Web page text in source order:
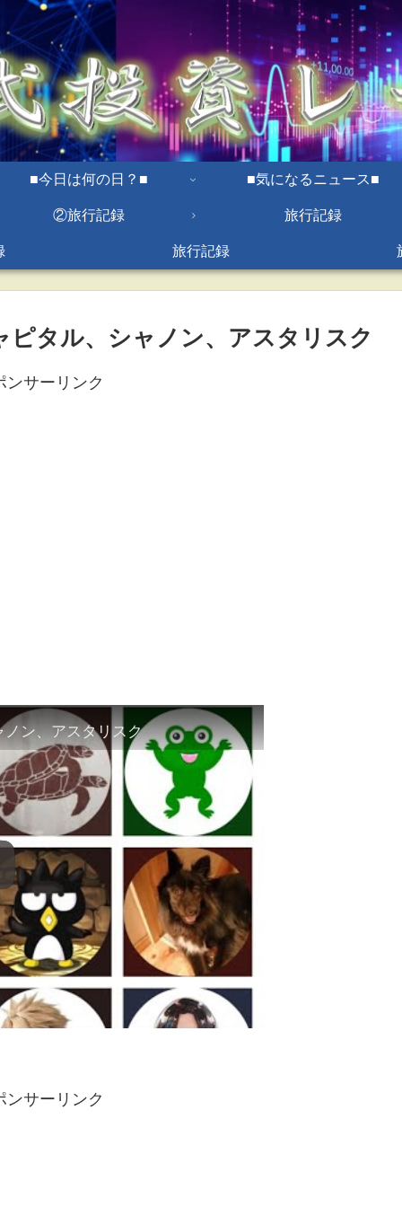
■今日は何の日？■ ■気になるニュース■
②旅行記録 旅行記録
旅行記録
タル、シャノン、アスタリスク
ンサーリンク
ン、アスタリスク
ンサーリンク